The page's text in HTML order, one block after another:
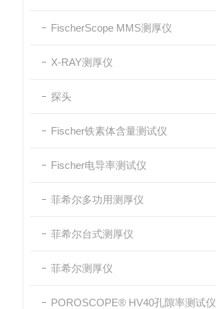
FischerScope MMS测厚仪
X-RAY测厚仪
探头
Fischer铁素体含量测试仪
Fischer电导率测试仪
菲希尔多功用测厚仪
菲希尔台式测厚仪
菲希尔测厚仪
POROSCOPE® HV40孔隙率测试仪